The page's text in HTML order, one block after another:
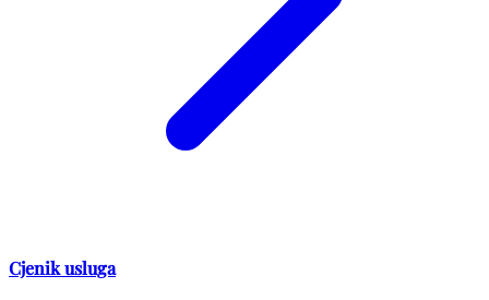
Cjenik usluga